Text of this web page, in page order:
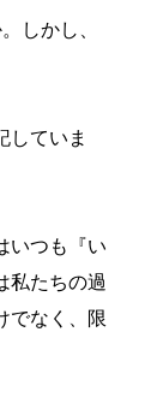
しかし、
していま
いつも『い
私たちの過
でなく、限